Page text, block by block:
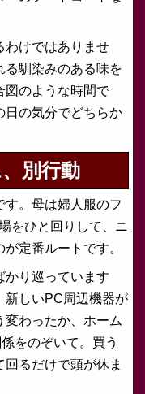
わけではありませ
る馴染みのある味を
図のような時間で
日の気分でどちらか
別行動
。母は婦人服のフ
をひと回りして、ニ
定番ルートです。
かり巡っています
新しいPC周辺機器が
変わったか、ホーム
をのぞいて。買う
るだけで頭が休ま